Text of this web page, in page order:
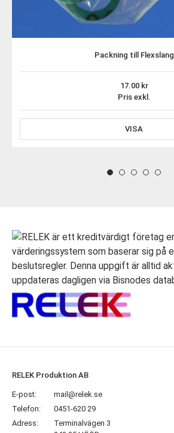
Packning till Flexslang
Pris exkl.
17.00
VISA
RELEK Produktion AB
E-post:
mail@relek.se
Telefon:
0451-620 29
Adress:
Terminalvägen 3